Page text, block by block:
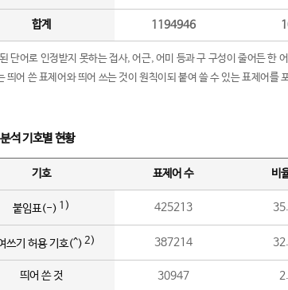
합계 1194946
단어로 인정받지 못하는 접사, 어근, 어미 등과 구 구성이 줄어든 한
띄어 쓴 표제어와 띄어 쓰는 것이 원칙이되 붙여 쓸 수 있는 표제어를
석 기호별 현황
기호 표제어 수 비
붙임표(-) 1) 425213
쓰기 허용 기호(^) 2) 387214
띄어 쓴 것 30947